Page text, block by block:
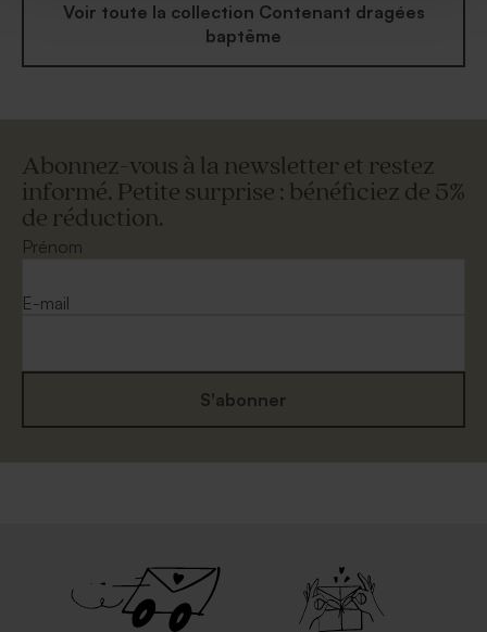
Voir toute la collection Contenant dragées
baptême
Abonnez-vous à la newsletter et restez
informé. Petite surprise : bénéficiez de 5%
de réduction.
Prénom
E-mail
S'abonner